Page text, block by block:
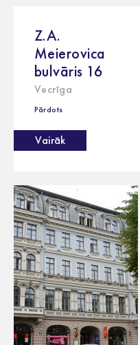
Z.A.
Meierovica
bulvāris 16
Vecrīga
Pārdots
Vairāk